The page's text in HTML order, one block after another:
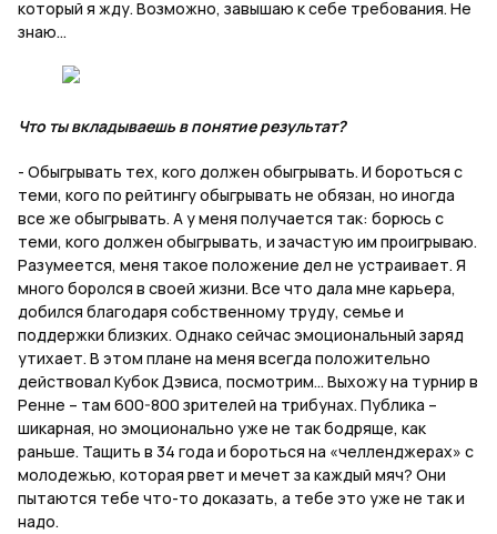
который я жду. Возможно, завышаю к себе требования. Не
знаю...
Что ты вкладываешь в понятие результат?
- Обыгрывать тех, кого должен обыгрывать. И бороться с
теми, кого по рейтингу обыгрывать не обязан, но иногда
все же обыгрывать. А у меня получается так: борюсь с
теми, кого должен обыгрывать, и зачастую им проигрываю.
Разумеется, меня такое положение дел не устраивает. Я
много боролся в своей жизни. Все что дала мне карьера,
добился благодаря собственному труду, семье и
поддержки близких. Однако сейчас эмоциональный заряд
утихает. В этом плане на меня всегда положительно
действовал Кубок Дэвиса, посмотрим... Выхожу на турнир в
Ренне – там 600-800 зрителей на трибунах. Публика –
шикарная, но эмоционально уже не так бодряще, как
раньше. Тащить в 34 года и бороться на «челленджерах» с
молодежью, которая рвет и мечет за каждый мяч? Они
пытаются тебе что-то доказать, а тебе это уже не так и
надо.